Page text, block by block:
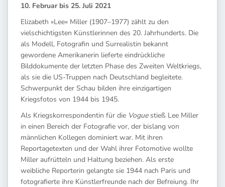
10. Februar bis 25. Juli 2021
Elizabeth »Lee« Miller (1907–1977) zählt zu den
vielschichtigsten Künstlerinnen des 20. Jahrhunderts. Die
als Modell, Fotografin und Surrealistin bekannt
gewordene Amerikanerin lieferte eindrückliche
Bilddokumente der letzten Phase des Zweiten Weltkriegs,
als sie die US-Truppen nach Deutschland begleitete.
Schwerpunkt der Schau bilden ihre einzigartigen
Kriegsfotos von 1944 bis 1945.
Als Kriegskorrespondentin für die Voguestieß Lee Miller
in einen Bereich der Fotografie vor, der bislang von
männlichen Kollegen dominiert war. Mit ihren
Reportagetexten und der Wahl ihrer Fotomotive wollte
Miller aufrütteln und Haltung beziehen. Als erste
weibliche Reporterin gelangte sie 1944 nach Paris und
fotografierte ihre Künstlerfreunde nach der Befreiung. Ihr